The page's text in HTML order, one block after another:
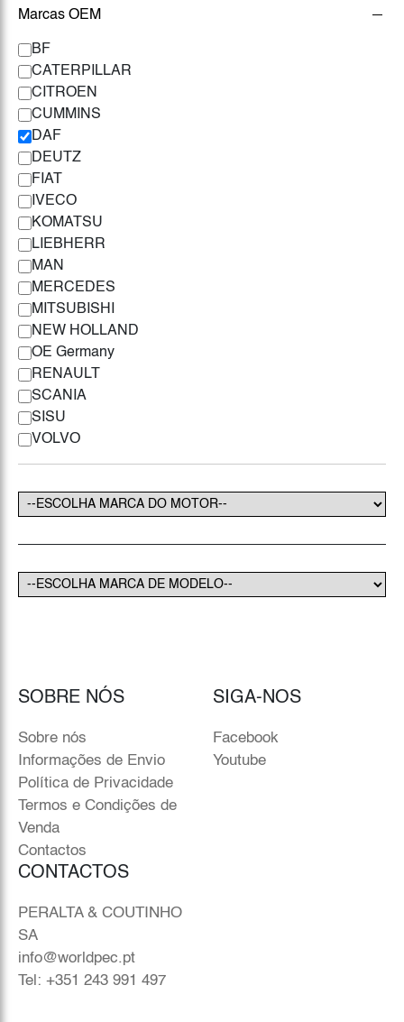
Marcas OEM
BF
CATERPILLAR
CITROEN
CUMMINS
DAF
DEUTZ
FIAT
IVECO
KOMATSU
LIEBHERR
MAN
MERCEDES
MITSUBISHI
NEW HOLLAND
OE Germany
RENAULT
SCANIA
SISU
VOLVO
SOBRE NÓS
Sobre nós
Informações de Envio
Política de Privacidade
Termos e Condições de
Venda
Contactos
SIGA-NOS
Facebook
Youtube
CONTACTOS
PERALTA & COUTINHO
SA
info@worldpec.pt
Tel: +351 243 991 497